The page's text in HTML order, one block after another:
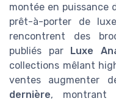
montée en puissance
prêt-à-porter de
rencontrent des
publiés par Luxe
collections mêlant
ventes augmenter
dernière, montrant